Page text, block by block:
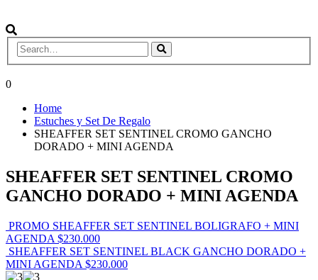
0
Home
Estuches y Set De Regalo
SHEAFFER SET SENTINEL CROMO GANCHO
DORADO + MINI AGENDA
SHEAFFER SET SENTINEL CROMO
GANCHO DORADO + MINI AGENDA
PROMO SHEAFFER SET SENTINEL BOLIGRAFO + MINI
AGENDA $230.000
SHEAFFER SET SENTINEL BLACK GANCHO DORADO +
MINI AGENDA $230.000